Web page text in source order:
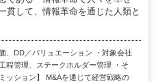
貫して、情報革命を通じた人類と
、DD／バリュエーション ・対象会社
程管理、ステークホルダー管理 ・そ
ッション】 M&Aを通じて経営戦略の